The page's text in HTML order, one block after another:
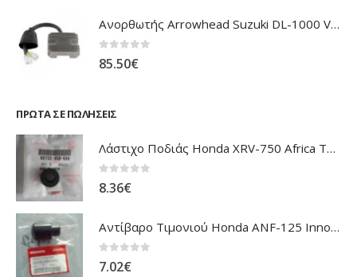
Ανορθωτής Arrowhead Suzuki DL-1000 V'Strom
0out of 5
85.50€
ΠΡΏΤΑ ΣΕ ΠΩΛΉΣΕΙΣ
Λάστιχο Ποδιάς Honda XRV-750 Africa Twin
0out of 5
8.36€
Αντίβαρο Τιμονιού Honda ANF-125 Innova
0out of 5
7.02€